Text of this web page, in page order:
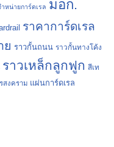
หน่ายการ์ดเรล มอก.
ราคาการ์ดเรล
ย ราวกั้นถนน ราวกั้นทางโค้ง
ราวเหล็กลูกฟูก สีเท
สงคราม แผ่นการ์ดเรล